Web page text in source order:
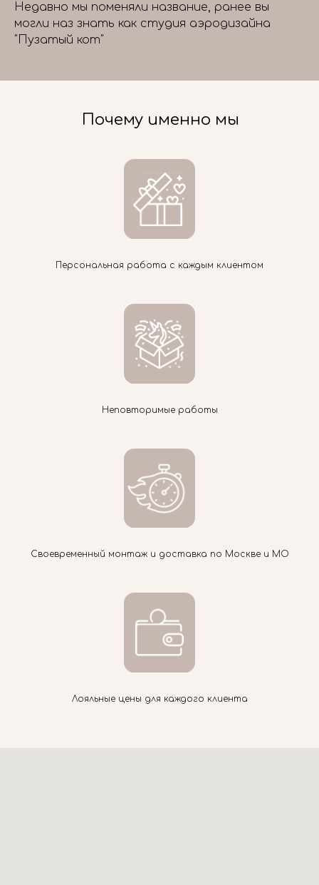
Недавно мы поменяли название, ранее вы
могли наз знать как студия аэродизайна
"Пузатый кот"
Почему именно мы
Персональная работа с каждым клиентом
Неповторимые работы
Своевременный монтаж и доставка по Москве и МО
Лояльные цены для каждого клиента